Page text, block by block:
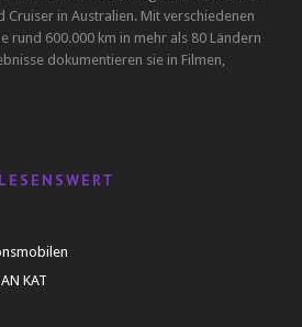
Cruiser in Australien. Mit verschiedenen
rund 600.000 km in mehr als 80 Ländern
dokumentieren sie in Filmen,
LESENSWERT
KAT